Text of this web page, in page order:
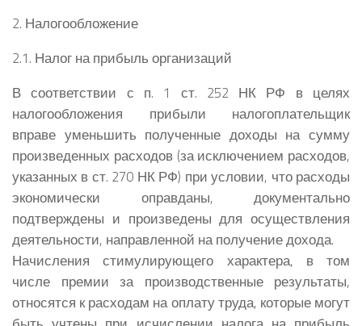
2. Налогообложение
2.1. Налог на прибыль организаций
В соответствии с п. 1 ст. 252 НК РФ в целях
налогообложения прибыли налогоплательщик
вправе уменьшить полученные доходы на сумму
произведенных расходов (за исключением расходов,
указанных в ст. 270 НК РФ) при условии, что расходы
экономически оправданы, документально
подтверждены и произведены для осуществления
деятельности, направленной на получение дохода.
Начисления стимулирующего характера, в том
числе премии за производственные результаты,
относятся к расходам на оплату труда, которые могут